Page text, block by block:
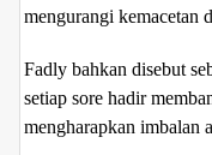
mengurangi kemacetan
Fadly bahkan disebut
setiap sore hadir
mengharapkan imbalan